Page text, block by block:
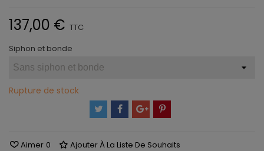
137,00 € TTC
Siphon et bonde
Rupture de stock
Aimer 0 Ajouter À La Liste De Souhaits